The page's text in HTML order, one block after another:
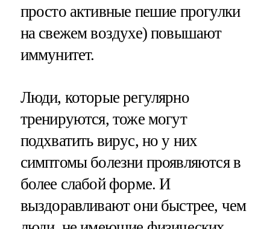
просто активные пешие прогулки
на свежем воздухе) повышают
иммунитет.
Люди, которые регулярно
тренируются, тоже могут
подхватить вирус, но у них
симптомы болезни проявляются в
более слабой форме. И
выздоравливают они быстрее, чем